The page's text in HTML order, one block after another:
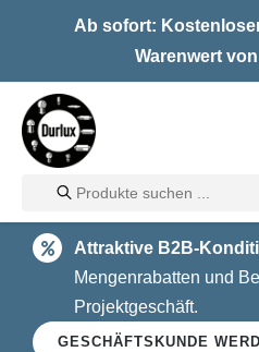
Ab sofort:
Warenwert
Home
LED
Halogen
Products
search
Attraktive B2B-
Mengenrabatten und
Projektgeschäft.
GESCHÄFTSKUNDE